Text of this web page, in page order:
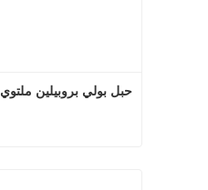
حبل بولي بروبيلين ملتوي